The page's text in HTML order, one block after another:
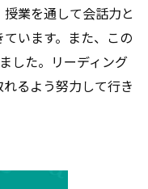
業を通して会話力と
います。また、この
した。リーディング
るよう努力して行き